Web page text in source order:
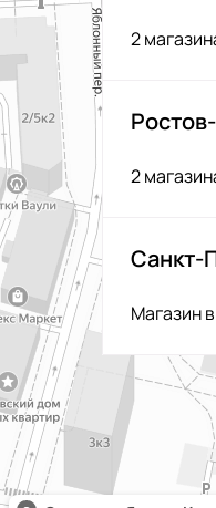
2
2
Санкт-
Магазин